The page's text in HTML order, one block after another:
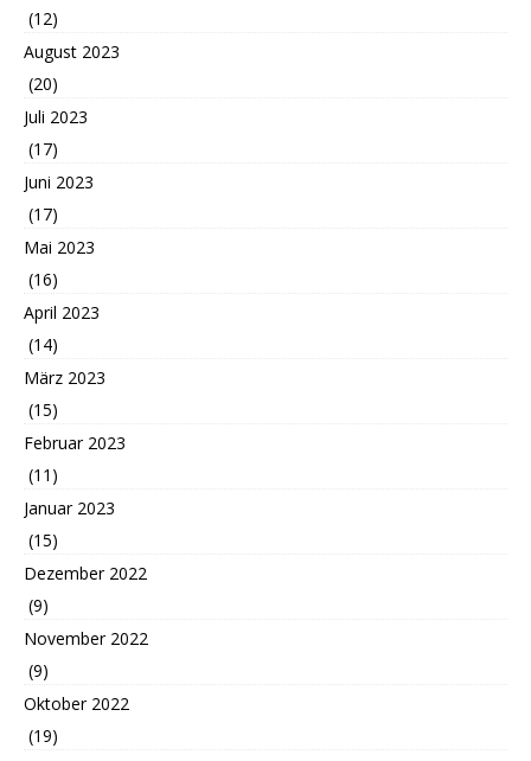
(12)
August 2023
(20)
Juli 2023
(17)
Juni 2023
(17)
Mai 2023
(16)
April 2023
(14)
März 2023
(15)
Februar 2023
(11)
Januar 2023
(15)
Dezember 2022
(9)
November 2022
(9)
Oktober 2022
(19)